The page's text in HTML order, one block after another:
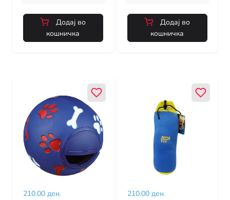
Додај во
кошничка
Додај во
кошничка
210.00 ден. 210.00 ден.